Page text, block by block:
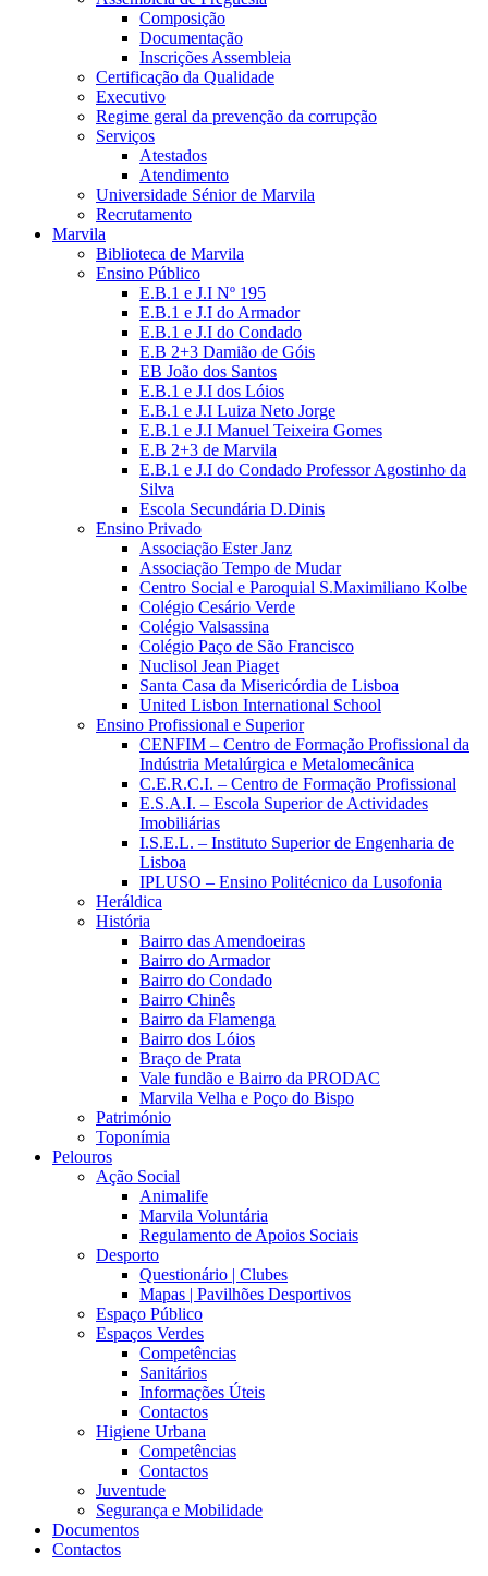
Composição
Documentação
Inscrições Assembleia
Certificação da Qualidade
Executivo
Regime geral da prevenção da corrupção
Serviços
Atestados
Atendimento
Universidade Sénior de Marvila
Recrutamento
Marvila
Biblioteca de Marvila
Ensino Público
E.B.1 e J.I Nº 195
E.B.1 e J.I do Armador
E.B.1 e J.I do Condado
E.B 2+3 Damião de Góis
EB João dos Santos
E.B.1 e J.I dos Lóios
E.B.1 e J.I Luiza Neto Jorge
E.B.1 e J.I Manuel Teixeira Gomes
E.B 2+3 de Marvila
E.B.1 e J.I do Condado Professor Agostinho da
Silva
Escola Secundária D.Dinis
Ensino Privado
Associação Ester Janz
Associação Tempo de Mudar
Centro Social e Paroquial S.Maximiliano Kolbe
Colégio Cesário Verde
Colégio Valsassina
Colégio Paço de São Francisco
Nuclisol Jean Piaget
Santa Casa da Misericórdia de Lisboa
United Lisbon International School
Ensino Profissional e Superior
CENFIM – Centro de Formação Profissional da
Indústria Metalúrgica e Metalomecânica
C.E.R.C.I. – Centro de Formação Profissional
E.S.A.I. – Escola Superior de Actividades
Imobiliárias
I.S.E.L. – Instituto Superior de Engenharia de
Lisboa
IPLUSO – Ensino Politécnico da Lusofonia
Heráldica
História
Bairro das Amendoeiras
Bairro do Armador
Bairro do Condado
Bairro Chinês
Bairro da Flamenga
Bairro dos Lóios
Braço de Prata
Vale fundão e Bairro da PRODAC
Marvila Velha e Poço do Bispo
Património
Toponímia
Pelouros
Ação Social
Animalife
Marvila Voluntária
Regulamento de Apoios Sociais
Desporto
Questionário | Clubes
Mapas | Pavilhões Desportivos
Espaço Público
Espaços Verdes
Competências
Sanitários
Informações Úteis
Contactos
Higiene Urbana
Competências
Contactos
Juventude
Segurança e Mobilidade
Documentos
Contactos